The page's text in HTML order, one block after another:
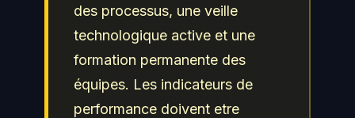
des processus, une veille
technologique active et une
formation permanente des
équipes. Les indicateurs de
performance doivent etre